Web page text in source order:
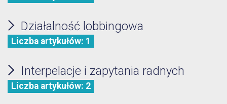
Działalność lobbingowa
Liczba artykułów: 1
Interpelacje i zapytania radnych
Liczba artykułów: 2